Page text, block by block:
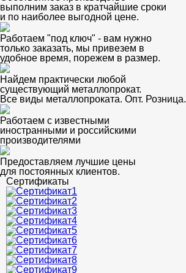
выполним заказ в кратчайшие сроки
и по наиболее выгодной цене.
Работаем "под ключ" - вам нужно
только заказать, мы привезем в
удобное время, порежем в размер.
Найдем практически любой
существующий металлопрокат.
Все виды металлопроката. Опт. Розница.
Работаем с известными
иностранными и российскими
производителями
Предоставляем лучшие цены
для постоянных клиентов.
Сертификаты